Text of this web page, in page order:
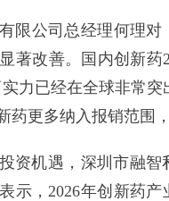
公司总经理何理对
著改善。国内创新
力已经在全球非常
药更多纳入报销范围
机遇，深圳市融智
示，2026年创新药